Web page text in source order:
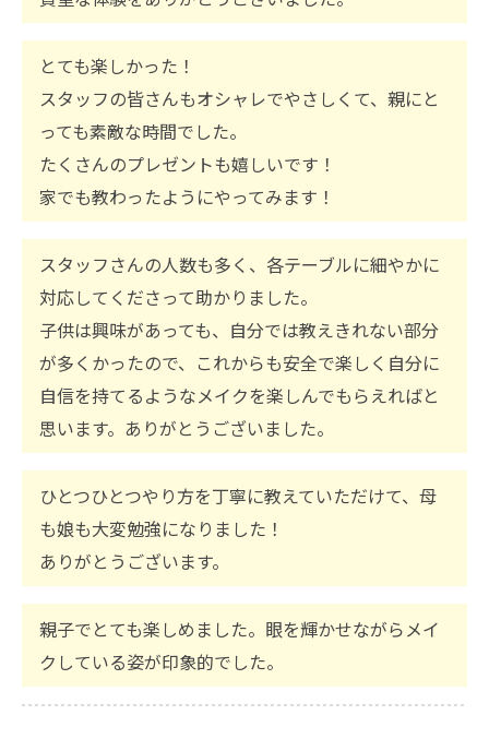
とても楽しかった！
スタッフの皆さんもオシャレでやさしくて、親にと
っても素敵な時間でした。
たくさんのプレゼントも嬉しいです！
家でも教わったようにやってみます！
スタッフさんの人数も多く、各テーブルに細やかに
対応してくださって助かりました。
子供は興味があっても、自分では教えきれない部分
が多くかったので、これからも安全で楽しく自分に
自信を持てるようなメイクを楽しんでもらえればと
思います。ありがとうございました。
ひとつひとつやり方を丁寧に教えていただけて、母
も娘も大変勉強になりました！
ありがとうございます。
親子でとても楽しめました。眼を輝かせながらメイ
クしている姿が印象的でした。